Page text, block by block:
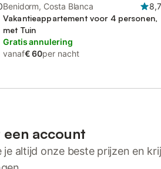
Benidorm, Costa Blanca
8,7
Vakantieappartement voor 4 personen,
met Tuin
Gratis annulering
vanaf€ 60per nacht
account
altijd onze beste prijzen en